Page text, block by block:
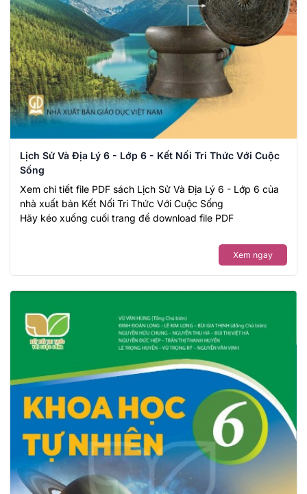
Lịch Sử Và Địa Lý 6 - Lớp 6 - Kết Nối Tri Thức Với Cuộc
Sống
Xem chi tiết file PDF sách Lịch Sử Và Địa Lý 6 - Lớp 6 của
nhà xuất bản Kết Nối Tri Thức Với Cuộc Sống
Hãy kéo xuống cuối trang để download file PDF
Xem ngay